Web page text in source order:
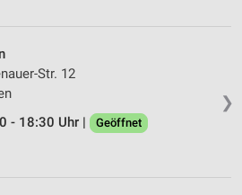
❯
Str. 12
- 18:30 Uhr |
Geöffnet